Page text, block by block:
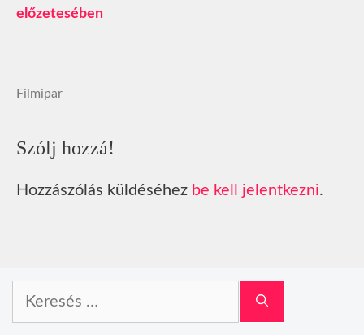
előzetesében
Filmipar
Szólj hozzá!
Hozzászólás küldéséhez be kell jelentkezni.